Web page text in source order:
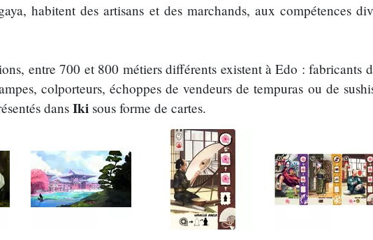
habitent des artisans et des marchands, aux compétences
entre 700 et 800 métiers différents existent à Edo : fabricants
colporteurs, échoppes de vendeurs de tempuras ou de
dansIki sous forme de cartes.